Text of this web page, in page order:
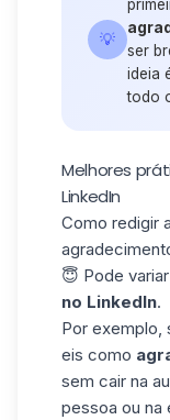
💡
ser
ideia
todo
Melhores
LinkedIn
Como redigir
😇 Pode
no LinkedIn.
Por exemplo,
eis como
sem cair na
pessoa ou na